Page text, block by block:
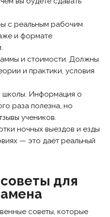
с реальным рабочим
и формате
и стоимости. Должны
и практики, условия
школы. Информация о
раза полезна, но
учеников.
ночных выездов и езды
— это даёт реальный
для
советы, которые